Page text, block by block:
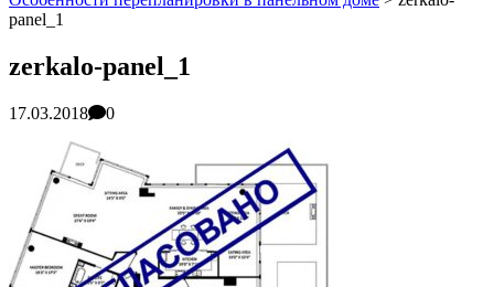
panel_1
zerkalo-panel_1
17.03.2018 0